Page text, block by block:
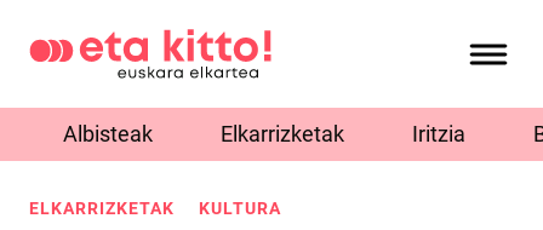
Albisteak Elkarrizketak Iritzia
ELKARRIZKETAK KULTURA